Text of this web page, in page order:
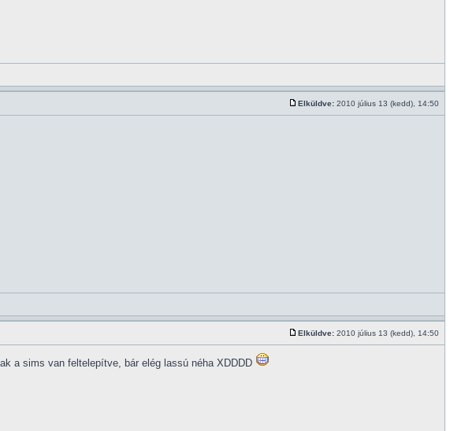
Elküldve: 2010 július 13 (kedd), 14:50
Elküldve: 2010 július 13 (kedd), 14:50
a sims van feltelepítve, bár elég lassú néha XDDDD